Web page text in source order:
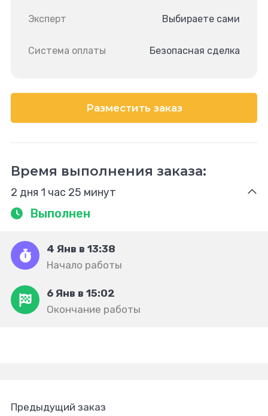
Эксперт Выбираете сами
Система оплаты Безопасная сделка
Разместить заказ
Время выполнения заказа:
2 дня 1 час 25 минут
Выполнен
4 Янв в 13:38
Начало работы
6 Янв в 15:02
Окончание работы
Предыдущий заказ